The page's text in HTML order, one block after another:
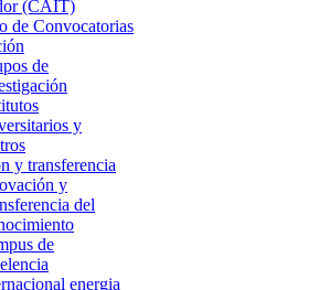
(CAIT)
de Convocatorias
de
y
y transferencia
y
del
de
energia